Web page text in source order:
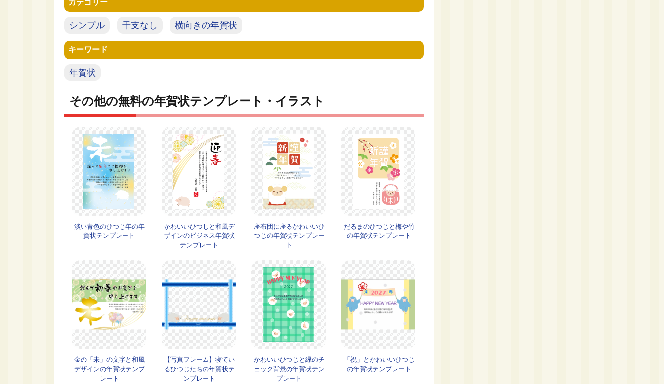
カテゴリー
シンプル 干支なし 横向きの年賀状
キーワード
年賀状
その他の無料の年賀状テンプレート・イラスト
淡い青色のひつじ年の年
賀状テンプレート
かわいいひつじと和風デ
ザインのビジネス年賀状
テンプレート
座布団に座るかわいいひ
つじの年賀状テンプレー
ト
だるまのひつじと梅や竹
の年賀状テンプレート
金の「未」の文字と和風
デザインの年賀状テンプ
レート
【写真フレーム】寝てい
るひつじたちの年賀状テ
ンプレート
かわいいひつじと緑のチ
ェック背景の年賀状テン
プレート
「祝」とかわいいひつじ
の年賀状テンプレート